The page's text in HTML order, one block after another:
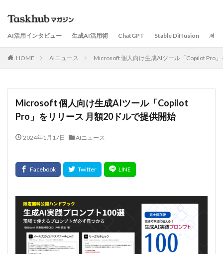
AI活用インタビュー 生成AI活用術 ChatGPT Stable Diffusion AIサ
HOME AIニュース Microsoft 個人向け生成AIツール「Copilot Pro
Microsoft 個人向け生成AIツール「Copilot
Pro」をリリース 月額20ドルで提供開始
2024年1月17日 AIニュース